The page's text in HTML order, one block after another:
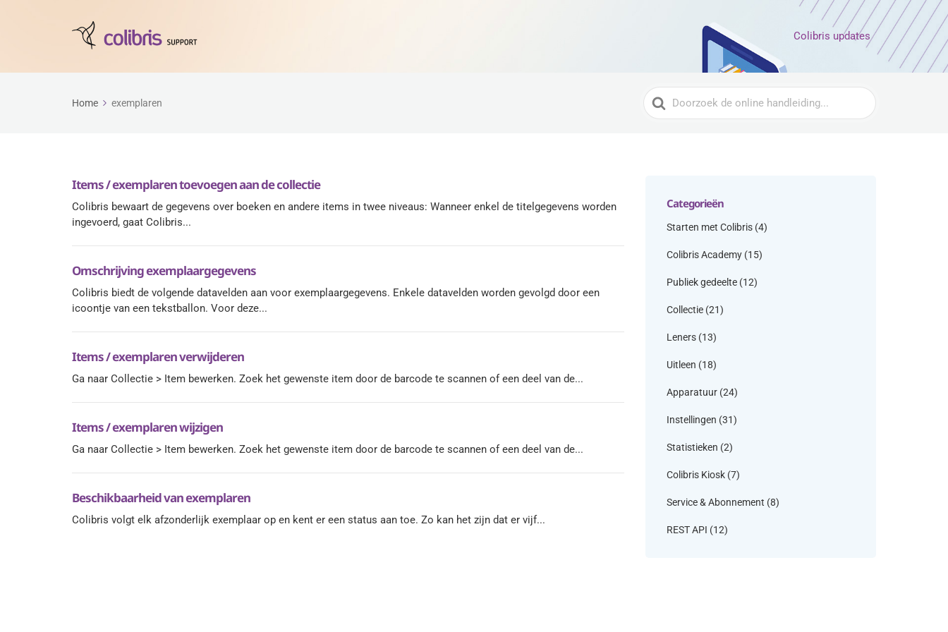
Colibris updates
Home exemplaren
Zoeken
naar
Items / exemplaren toevoegen aan de collectie
Colibris bewaart de gegevens over boeken en andere items in twee niveaus: Wanneer enkel de titelgegevens worden
ingevoerd, gaat Colibris...
Omschrijving exemplaargegevens
Colibris biedt de volgende datavelden aan voor exemplaargegevens. Enkele datavelden worden gevolgd door een
icoontje van een tekstballon. Voor deze...
Items / exemplaren verwijderen
Ga naar Collectie > Item bewerken. Zoek het gewenste item door de barcode te scannen of een deel van de...
Items / exemplaren wijzigen
Ga naar Collectie > Item bewerken. Zoek het gewenste item door de barcode te scannen of een deel van de...
Beschikbaarheid van exemplaren
Colibris volgt elk afzonderlijk exemplaar op en kent er een status aan toe. Zo kan het zijn dat er vijf...
Categorieën
Starten met Colibris (4)
Colibris Academy (15)
Publiek gedeelte (12)
Collectie (21)
Leners (13)
Uitleen (18)
Apparatuur (24)
Instellingen (31)
Statistieken (2)
Colibris Kiosk (7)
Service & Abonnement (8)
REST API (12)